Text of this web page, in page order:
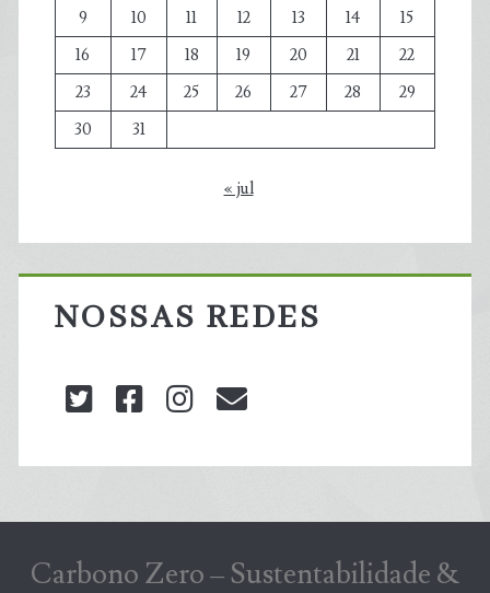
9
10 11 12 13 14
15
16
17 18 19 20 21
22
23
24 25 26 27 28
29
30
31
« jul
NOSSAS REDES
twitterfacebookinstagram
Carbono Zero – Sustentabilidade &